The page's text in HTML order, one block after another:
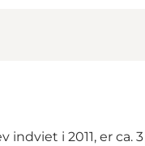
indviet i 2011, er ca.